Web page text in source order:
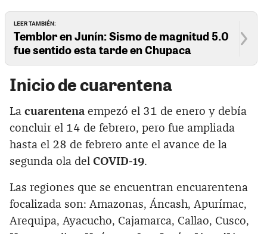
LEER TAMBIÉN:
Temblor en Junín: Sismo de magnitud 5.0
fue sentido esta tarde en Chupaca
Inicio de cuarentena
La cuarentena empezó el 31 de enero y debía
concluir el 14 de febrero, pero fue ampliada
hasta el 28 de febrero ante el avance de la
segunda ola del COVID-19.
Las regiones que se encuentran encuarentena
focalizada son: Amazonas, Áncash, Apurímac,
Arequipa, Ayacucho, Cajamarca, Callao, Cusco,